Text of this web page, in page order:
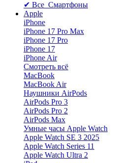
✔ Все Смартфоны
Apple
iPhone
iPhone 17 Pro Max
iPhone 17 Pro
iPhone 17
iPhone Air
Смотреть всё
MacBook
MacBook Air
Наушники AirPods
AirPods Pro 3
AirPods Pro 2
AirPods Max
Умные часы Apple Watch
Apple Watch SE 3 2025
Apple Watch Series 11
Apple Watch Ultra 2